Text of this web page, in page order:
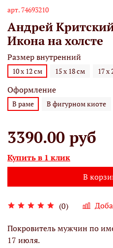
арт. 74693210
Андрей
Икона на холсте
(0)
Размер внутренний
10 х 12 см 15 х 18 см 17 х
Оформление
В раме В фигурном киоте
3390.00 руб
Купить в 1 клик
В
Покровитель мужчин по
17 июля.